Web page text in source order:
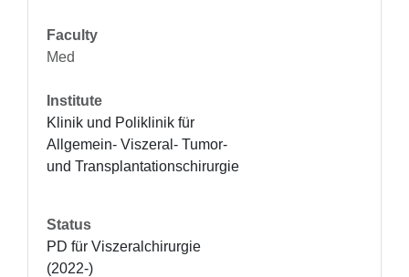
Faculty
Med
Institute
Klinik und Poliklinik für
Allgemein- Viszeral- Tumor-
und Transplantationschirurgie
Status
PD für Viszeralchirurgie
(2022-)